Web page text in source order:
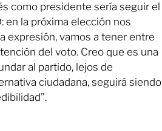
como presidente sería seguir el
en la próxima elección nos
expresión, vamos a tener entre
del voto. Creo que es una
al partido, lejos de
ciudadana, seguirá siendo